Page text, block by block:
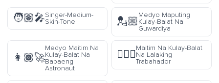
🧑🏽‍🎤Singer-Medium-
Skin-Tone
💂🏼
Medyo Maputing
Kulay-Balat Na
Guwardiya
👩🏾‍🚀
Medyo Maitim Na
Kulay-Balat Na
Babaeng
Astronaut
👷🏿‍♂️
Maitim Na Kulay-Balat
Na Lalaking
Trabahador